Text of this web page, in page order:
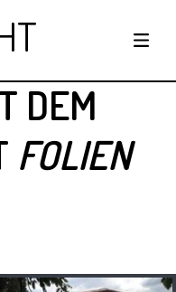
DEM
FOLIEN